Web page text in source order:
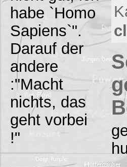
habe `Homo
Sapiens`".
Darauf der
andere
:"Macht
nichts, das
geht vorbei
!"